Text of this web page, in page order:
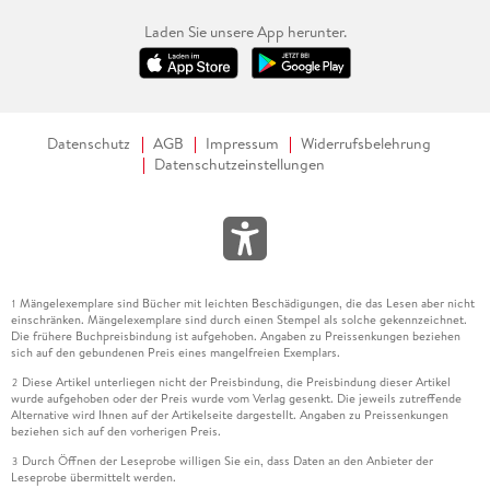
Laden Sie unsere App herunter.
Datenschutz AGB Impressum
Widerrufsbelehrung
Datenschutzeinstellungen
1 Mängelexemplare sind Bücher mit leichten Beschädigungen, die das Lesen aber nicht
einschränken. Mängelexemplare sind durch einen Stempel als solche gekennzeichnet.
Die frühere Buchpreisbindung ist aufgehoben. Angaben zu Preissenkungen beziehen
sich auf den gebundenen Preis eines mangelfreien Exemplars.
2 Diese Artikel unterliegen nicht der Preisbindung, die Preisbindung dieser Artikel
wurde aufgehoben oder der Preis wurde vom Verlag gesenkt. Die jeweils zutreffende
Alternative wird Ihnen auf der Artikelseite dargestellt. Angaben zu Preissenkungen
beziehen sich auf den vorherigen Preis.
3 Durch Öffnen der Leseprobe willigen Sie ein, dass Daten an den Anbieter der
Leseprobe übermittelt werden.